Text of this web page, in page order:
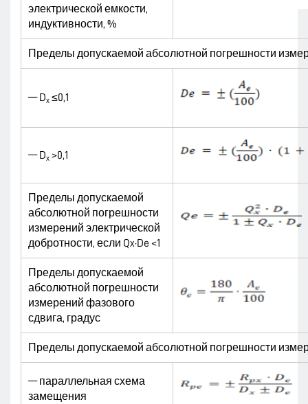
электрической емкости,
индуктивности, %
Пределы допускаемой абсолютной погрешности
— Dx ≤0,1
— Dx >0,1
Пределы допускаемой
абсолютной погрешности
измерений электрической
добротности, если Qx·De <1
Пределы допускаемой
абсолютной погрешности
измерений фазового
сдвига, градус
Пределы допускаемой абсолютной погрешности
— параллельная схема
замещения